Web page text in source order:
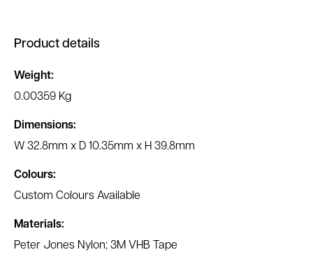
Product details
Weight:
0.00359 Kg
Dimensions:
W 32.8mm x D 10.35mm x H 39.8mm
Colours:
Custom Colours Available
Materials:
Peter Jones Nylon; 3M VHB Tape